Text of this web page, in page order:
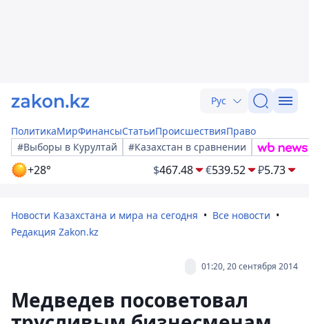
Рус
ПолитикаМирФинансыСтатьиПроисшествияПраво
#Выборы в Курултай
#Казахстан в сравнении
+28° $467.48 €539.52 ₽5.73
Новости Казахстана и мира на сегодня
Все новости
Редакция Zakon.kz
01:20, 20 сентября 2014
Медведев посоветовал